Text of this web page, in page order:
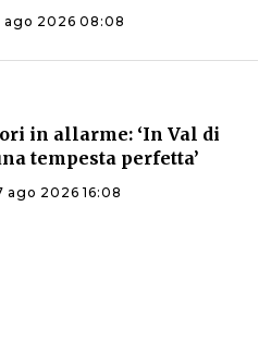
ago 2026 08:08
in allarme: ‘In Val di
tempesta perfetta’
ago 2026 16:08